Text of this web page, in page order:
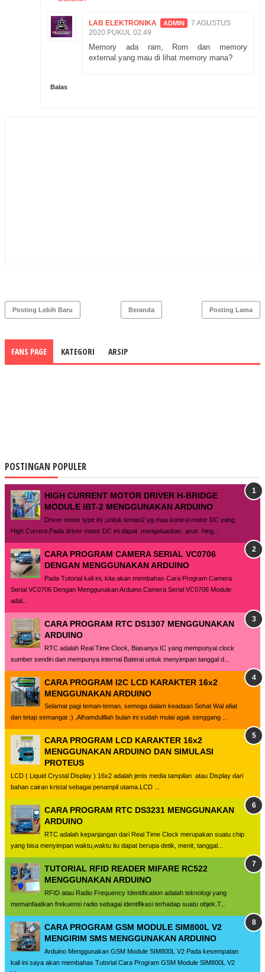
LAB ELEKTRONIKA
7 AGUSTUS
2020 PUKUL 02.49
Memory ada ram, Rom dan memory
external.yang mau di lihat memory mana?
Balas
Posting Lebih Baru Posting Lama
Beranda
FANS PAGE KATEGORI ARSIP
POSTINGAN POPULER
HIGH CURRENT MOTOR DRIVER H-BRIDGE
MODULE IBT-2 MENGGUNAKAN ARDUINO
Driver motor type ini ,untuk teman2 yg mau kontrol motor DC yang
High Current.Pada driver motor DC ini dapat mengeluarkan arus hing...
CARA PROGRAM CAMERA SERIAL VC0706
DENGAN MENGGUNAKAN ARDUINO
Pada Tutorial kali ini, kita akan membahas Cara Program Camera
Serial VC0706 Dengan Menggunakan Arduino.Camera Serial VC0706 Module
adal...
CARA PROGRAM RTC DS1307 MENGGUNAKAN
ARDUINO
RTC adalah Real Time Clock, Biasanya IC yang mempunyai clock
sumber sendiri dan mempunya internal Baterai untuk menyimpan tanggal d...
CARA PROGRAM I2C LCD KARAKTER 16x2
MENGGUNAKAN ARDUINO
Selamat pagi teman-teman, semoga dalam keadaan Sehat Wal afiat
dan tetap semangat :) ,Alhamdulillah bulan ini sudah mulai agak senggang ...
CARA PROGRAM LCD KARAKTER 16x2
MENGGUNAKAN ARDUINO DAN SIMULASI
PROTEUS
LCD ( Liquid Crystal Display ) 16x2 adalah jenis media tampilan atau Display dari
bahan cairan kristal sebagai penampil utama.LCD ...
CARA PROGRAM RTC DS3231 MENGGUNAKAN
ARDUINO
RTC adalah kepanjangan dari Real Time Clock merupakan suatu chip
yang bisa menyimpan waktu,waktu itu dapat berupa detik, menit, tanggal...
TUTORIAL RFID READER MIFARE RC522
MENGGUNAKAN ARDUINO
RFID atau Radio Frequency Identification adalah teknologi yang
memanfaatkan frekuensi radio sebagai identifikasi terhadap suatu objek.T...
CARA PROGRAM GSM MODULE SIM800L V2
MENGIRIM SMS MENGGUNAKAN ARDUINO
Arduino Menggunakan GSM Module SIM800L V2 Pada kesempatan
kali ini saya akan membahas Tutorial Cara Program GSM Module SIM800L V2